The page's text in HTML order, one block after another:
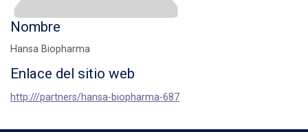
Nombre
Hansa Biopharma
Enlace del sitio web
http:///partners/hansa-biopharma-687